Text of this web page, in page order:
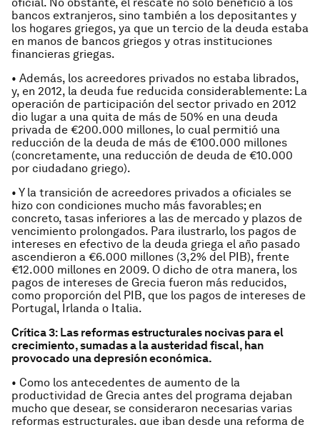
bancos extranjeros, sino también a los depositantes y
los hogares griegos, ya que un tercio de la deuda estaba
en manos de bancos griegos y otras instituciones
financieras griegas.
• Además, los acreedores privados no estaba librados,
y, en 2012, la deuda fue reducida considerablemente: La
operación de participación del sector privado en 2012
dio lugar a una quita de más de 50% en una deuda
privada de €200.000 millones, lo cual permitió una
reducción de la deuda de más de €100.000 millones
(concretamente, una reducción de deuda de €10.000
por ciudadano griego).
• Y la transición de acreedores privados a oficiales se
hizo con condiciones mucho más favorables; en
concreto, tasas inferiores a las de mercado y plazos de
vencimiento prolongados. Para ilustrarlo, los pagos de
intereses en efectivo de la deuda griega el año pasado
ascendieron a €6.000 millones (3,2% del PIB), frente
€12.000 millones en 2009. O dicho de otra manera, los
pagos de intereses de Grecia fueron más reducidos,
como proporción del PIB, que los pagos de intereses de
Portugal, Irlanda o Italia.
Crítica 3: Las reformas estructurales nocivas para el
crecimiento, sumadas a la austeridad fiscal, han
provocado una depresión económica.
• Como los antecedentes de aumento de la
productividad de Grecia antes del programa dejaban
mucho que desear, se consideraron necesarias varias
reformas estructurales, que iban desde una reforma de